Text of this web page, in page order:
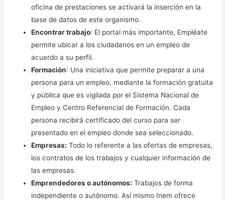
oficina de prestaciones se activará la inserción en la
base de datos de este organismo.
Encontrar trabajo: El portal más importante, Empléate
permite ubicar a los ciudadanos en un empleo de
acuerdo a su perfil.
Formación: Una iniciativa que permite preparar a una
persona para un empleo, mediante la formación gratuita
y pública que es vigilada por el Sistema Nacional de
Empleo y Centro Referencial de Formación. Cada
persona recibirá certificado del curso para ser
presentado en el empleo donde sea seleccionado.
Empresas: Todo lo referente a las ofertas de empresas,
los contratos de los trabajos y cualquier información de
las empresas.
Emprendedores o autónomos: Trabajos de forma
independiente o autónomo. Así mismo Inem ofrece